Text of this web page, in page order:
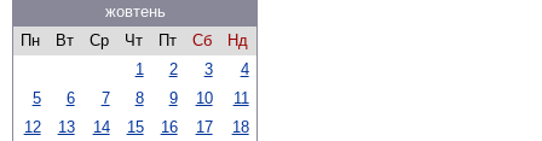
жовтень
Пн
Вт Ср Чт Пт Сб
Нд
1
2 3
4
5
6 7 8 9 10
11
12
13 14 15 16 17
18